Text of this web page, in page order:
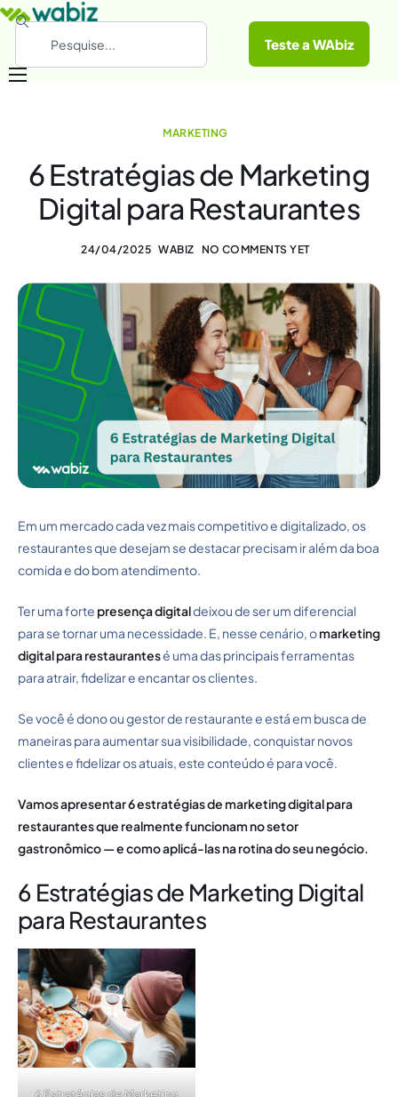
Materiais Gratuitos
Teste a WAbiz
MARKETING
6 Estratégias de Marketing
Digital para Restaurantes
24/04/2025 WABIZ NO COMMENTS YET
Em um mercado cada vez mais competitivo e digitalizado, os
restaurantes que desejam se destacar precisam ir além da boa
comida e do bom atendimento.
Ter uma forte presença digitaldeixou de ser um diferencial
para se tornar uma necessidade. E, nesse cenário, omarketing
digital para restaurantesé uma das principais ferramentas
para atrair, fidelizar e encantar os clientes.
Se você é dono ou gestor de restaurante e está em busca de
maneiras para aumentar sua visibilidade, conquistar novos
clientes e fidelizar os atuais, este conteúdo é para você.
Vamos apresentar 6 estratégias de marketing digital para
restaurantes que realmente funcionam no setor
gastronômico — e como aplicá-las na rotina do seu negócio.
6 Estratégias de Marketing Digital
para Restaurantes
6 Estratégias de Marketing